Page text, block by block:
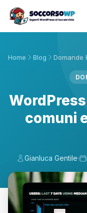
Home Blog Domande
comuni
Gianluca Gentile·